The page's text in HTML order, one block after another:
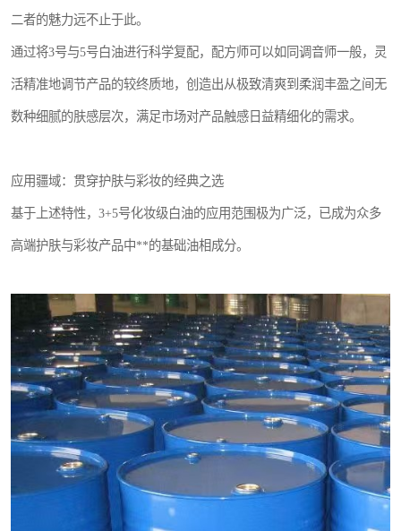
二者的魅力远不止于此。
通过将3号与5号白油进行科学复配，配方师可以如同调音师一般，灵
活精准地调节产品的较终质地，创造出从极致清爽到柔润丰盈之间无
数种细腻的肤感层次，满足市场对产品触感日益精细化的需求。
应用疆域：贯穿护肤与彩妆的经典之选
基于上述特性，3+5号化妆级白油的应用范围极为广泛，已成为众多
高端护肤与彩妆产品中**的基础油相成分。